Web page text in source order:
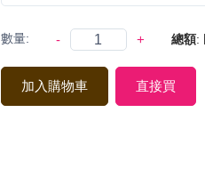
數量: - + 總額:
加入購物車 直接買